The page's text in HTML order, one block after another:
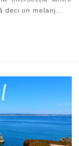
deci un melanj...